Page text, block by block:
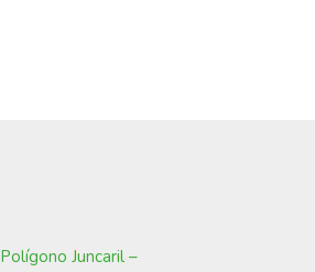
Polígono Juncaril –